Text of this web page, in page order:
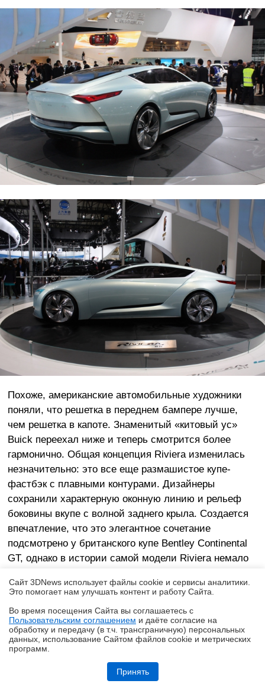
Обзор Infinix SMART 20: каким может быть бюджетный смартфон в
Похоже, американские автомобильные художники
поняли, что решетка в переднем бампере лучше,
чем решетка в капоте. Знаменитый «китовый ус»
Buick переехал ниже и теперь смотрится более
гармонично. Общая концепция Riviera изменилась
незначительно: это все еще размашистое купе-
фастбэк с плавными контурами. Дизайнеры
сохранили характерную оконную линию и рельеф
боковины вкупе с волной заднего крыла. Создается
впечатление, что это элегантное сочетание
подсмотрено у британского купе Bentley Continental
GT, однако в истории самой модели Riviera немало
берут истоки еще в 60-х и 70-х годах. Также нельзя
Buick Riviera: несмотря на очевидные различия, их
облик пронизан общими мотивами. Представленная
в Шанхае новая итерация купе получила более
скромные передние фары: теперь морда авто
смотрится не по-восточному сдержанно. Зато
Сайт 3DNews использует файлы cookie и сервисы аналитики.
Это помогает нам улучшать контент и работу Cайта.
Во время посещения Cайта вы соглашаетесь с
Пользовательским соглашением и даёте согласие на
обработку и передачу (в т.ч. трансграничную) персональных
данных, использование Cайтом файлов cookie и метрических
программ.
Принять